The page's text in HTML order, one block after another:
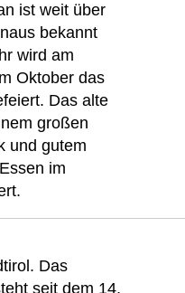
ist weit über
bekannt
wird am
Oktober das
Das alte
großen
und gutem
im
Das
seit dem 14.